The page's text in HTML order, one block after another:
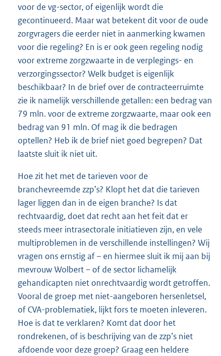
voor de vg-sector, of eigenlijk wordt die
gecontinueerd. Maar wat betekent dit voor de oude
zorgvragers die eerder niet in aanmerking kwamen
voor die regeling? En is er ook geen regeling nodig
voor extreme zorgzwaarte in de verplegings- en
verzorgingssector? Welk budget is eigenlijk
beschikbaar? In de brief over de contracteerruimte
zie ik namelijk verschillende getallen: een bedrag van
79 mln. voor de extreme zorgzwaarte, maar ook een
bedrag van 91 mln. Of mag ik die bedragen
optellen? Heb ik de brief niet goed begrepen? Dat
laatste sluit ik niet uit.
Hoe zit het met de tarieven voor de
branchevreemde zzp’s? Klopt het dat die tarieven
lager liggen dan in de eigen branche? Is dat
rechtvaardig, doet dat recht aan het feit dat er
steeds meer intrasectorale initiatieven zijn, en vele
multiproblemen in de verschillende instellingen? Wij
vragen ons ernstig af – en hiermee sluit ik mij aan bij
mevrouw Wolbert – of de sector lichamelijk
gehandicapten niet onrechtvaardig wordt getroffen.
Vooral de groep met niet-aangeboren hersenletsel,
of CVA-problematiek, lijkt fors te moeten inleveren.
Hoe is dat te verklaren? Komt dat door het
rondrekenen, of is beschrijving van de zzp’s niet
afdoende voor deze groep? Graag een heldere